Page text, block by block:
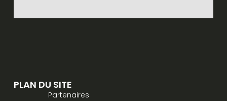
PLAN DU SITE
Partenaires